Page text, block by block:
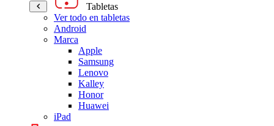
Tabletas
Ver todo en tabletas
Android
Marca
Apple
Samsung
Lenovo
Kalley
Honor
Huawei
iPad